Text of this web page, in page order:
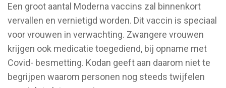
Een groot aantal Moderna vaccins zal binnenkort
vervallen en vernietigd worden. Dit vaccin is speciaal
voor vrouwen in verwachting. Zwangere vrouwen
krijgen ook medicatie toegediend, bij opname met
Covid- besmetting. Kodan geeft aan daarom niet te
begrijpen waarom personen nog steeds twijfelen